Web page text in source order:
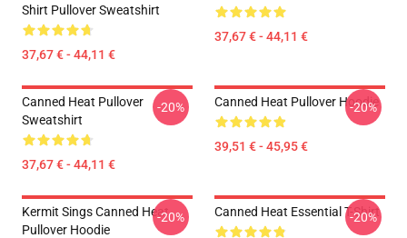
Shirt Pullover Sweatshirt
37,67 € - 44,11 €
37,67 € - 44,11 €
Canned Heat Pullover
Sweatshirt
37,67 € - 44,11 €
-20% Canned Heat Pullover Hoodie
39,51 € - 45,95 €
-20%
Kermit Sings Canned Heat
Pullover Hoodie
-20% Canned Heat Essential T-Shirt
-20%